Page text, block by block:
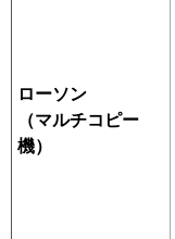
ローソン
（マルチコピー
機）